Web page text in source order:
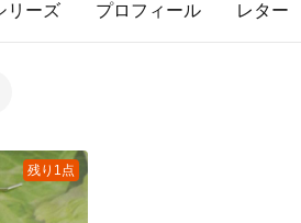
リーズ プロフィール レター
残り1点